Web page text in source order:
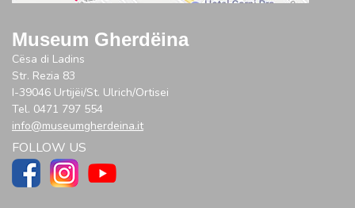
Museum Gherdëina
Cësa di Ladins
Str. Rezia 83
I-39046 Urtijëi/St. Ulrich/Ortisei
Tel. 0471 797 554
info@museumgherdeina.it
FOLLOW US